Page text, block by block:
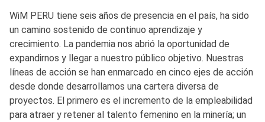
WiM PERU tiene seis años de presencia en el país, ha sido
un camino sostenido de continuo aprendizaje y
crecimiento. La pandemia nos abrió la oportunidad de
expandirnos y llegar a nuestro público objetivo. Nuestras
líneas de acción se han enmarcado en cinco ejes de acción
desde donde desarrollamos una cartera diversa de
proyectos. El primero es el incremento de la empleabilidad
para atraer y retener al talento femenino en la minería; un